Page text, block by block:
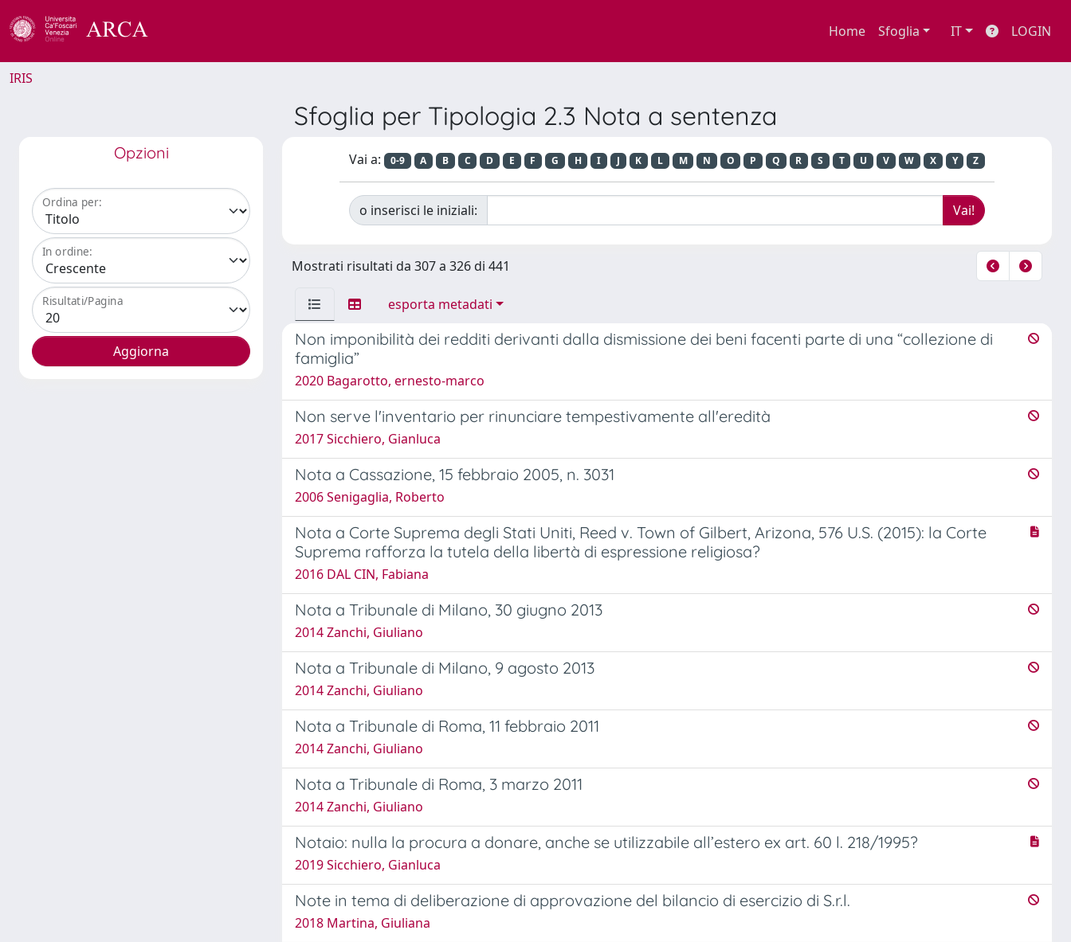
Home Sfoglia IT LOGIN
IRIS
Sfoglia per Tipologia 2.3 Nota a sentenza
Opzioni
Ordina per:
In ordine:
Risultati/Pagina
Vai a: 0-9 A B C D E F G H I J K L M N O P Q R S T U V W X Y Z
o inserisci le iniziali:
Mostrati risultati da 307 a 326 di 441
esporta metadati
Non imponibilità dei redditi derivanti dalla dismissione dei beni facenti parte di una “collezione di
famiglia”
2020 Bagarotto, ernesto-marco
Non serve l'inventario per rinunciare tempestivamente all'eredità
2017 Sicchiero, Gianluca
Nota a Cassazione, 15 febbraio 2005, n. 3031
2006 Senigaglia, Roberto
Nota a Corte Suprema degli Stati Uniti, Reed v. Town of Gilbert, Arizona, 576 U.S. (2015): la Corte
Suprema rafforza la tutela della libertà di espressione religiosa?
2016 DAL CIN, Fabiana
Nota a Tribunale di Milano, 30 giugno 2013
2014 Zanchi, Giuliano
Nota a Tribunale di Milano, 9 agosto 2013
2014 Zanchi, Giuliano
Nota a Tribunale di Roma, 11 febbraio 2011
2014 Zanchi, Giuliano
Nota a Tribunale di Roma, 3 marzo 2011
2014 Zanchi, Giuliano
Notaio: nulla la procura a donare, anche se utilizzabile all’estero ex art. 60 l. 218/1995?
2019 Sicchiero, Gianluca
Note in tema di deliberazione di approvazione del bilancio di esercizio di S.r.l.
2018 Martina, Giuliana